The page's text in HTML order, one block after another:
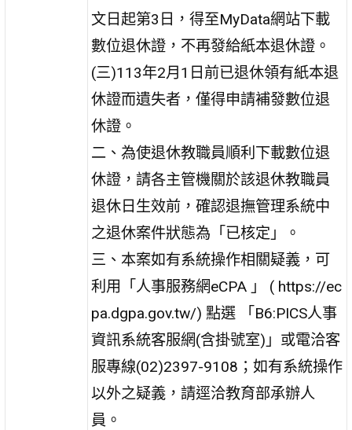
文日起第3日，得至MyData網站下載
數位退休證，不再發給紙本退休證。
(三)113年2月1日前已退休領有紙本退
休證而遺失者，僅得申請補發數位退
休證。
二、為使退休教職員順利下載數位退
休證，請各主管機關於該退休教職員
退休日生效前，確認退撫管理系統中
之退休案件狀態為「已核定」。
三、本案如有系統操作相關疑義，可
利用「人事服務網eCPA 」 ( https://ec
pa.dgpa.gov.tw/) 點選 「B6:PICS人事
資訊系統客服網(含掛號室)」或電洽客
服專線(02)2397-9108；如有系統操作
以外之疑義，請逕洽教育部承辦人
員。